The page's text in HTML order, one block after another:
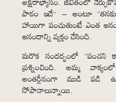
పాఠం ఇదే” – అంటూ
హాయిగా పంచుతుంటే ఎంత
ఆనందాన్ని వ్యక్తం చేసింది.
మరొక సందర్భంలో “పంచని
ప్రశ్నించింది. అమ్మ
అంతర్లీనంగా ముడి పడి
సోపానాలున్నాయి.